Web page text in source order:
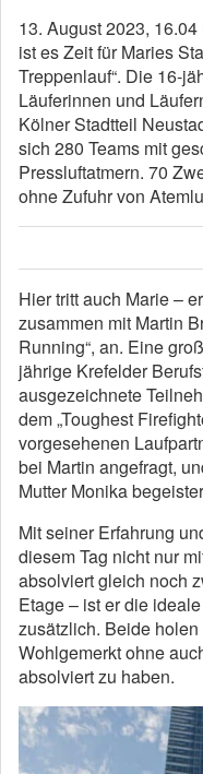
13. August 2023,
ist es Zeit für Maries
Treppenlauf“. Die 16-
Läuferinnen und
Kölner Stadtteil
sich 280 Teams mit
Pressluftatmern. 70
ohne Zufuhr von
Hier tritt auch Marie –
zusammen mit Martin
Running“, an. Eine
jährige Krefelder
ausgezeichnete
dem „Toughest
vorgesehenen
bei Martin angefragt,
Mutter Monika
Mit seiner Erfahrung
diesem Tag nicht nur
absolviert gleich noch
Etage – ist er die
zusätzlich. Beide
Wohlgemerkt ohne
absolviert zu haben.